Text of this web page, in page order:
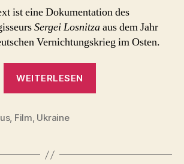
Kontext
Sergei
Losnitza
ist eine Dokumentation des
Sergei Losnitzaaus dem Jahr
Vernichtungskrieg im Osten.
WEITERLESEN
Losnitza
, Film, Ukraine